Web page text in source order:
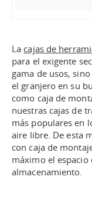
La cajas de
para el exigente
gama de usos,
el granjero en su
como caja de
nuestras cajas de
más populares en
aire libre. De esta
con caja de
máximo el
almacenamiento.